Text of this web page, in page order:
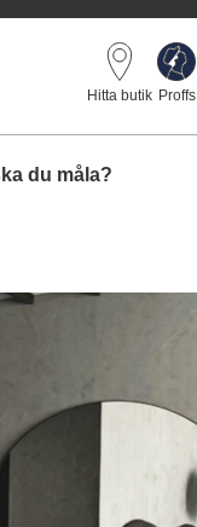
Hitta butik Proffs
du måla?